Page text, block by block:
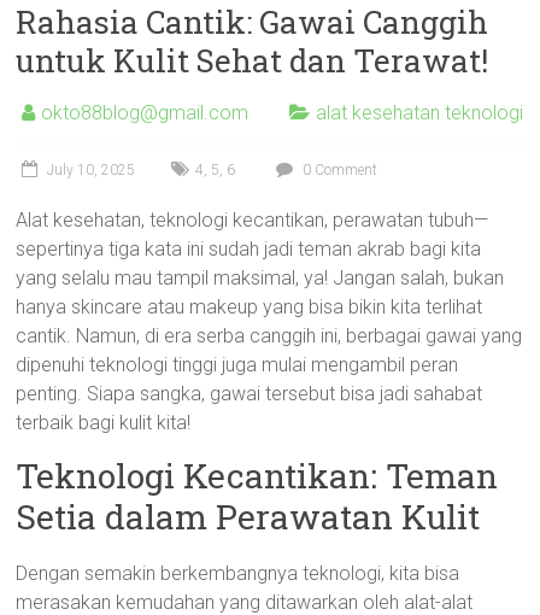
Rahasia Cantik: Gawai Canggih
untuk Kulit Sehat dan Terawat!
okto88blog@gmail.com alat kesehatan teknologi
July 10, 2025 4, 5, 6 0 Comment
Alat kesehatan, teknologi kecantikan, perawatan tubuh—
sepertinya tiga kata ini sudah jadi teman akrab bagi kita
yang selalu mau tampil maksimal, ya! Jangan salah, bukan
hanya skincare atau makeup yang bisa bikin kita terlihat
cantik. Namun, di era serba canggih ini, berbagai gawai yang
dipenuhi teknologi tinggi juga mulai mengambil peran
penting. Siapa sangka, gawai tersebut bisa jadi sahabat
terbaik bagi kulit kita!
Teknologi Kecantikan: Teman
Setia dalam Perawatan Kulit
Dengan semakin berkembangnya teknologi, kita bisa
merasakan kemudahan yang ditawarkan oleh alat-alat